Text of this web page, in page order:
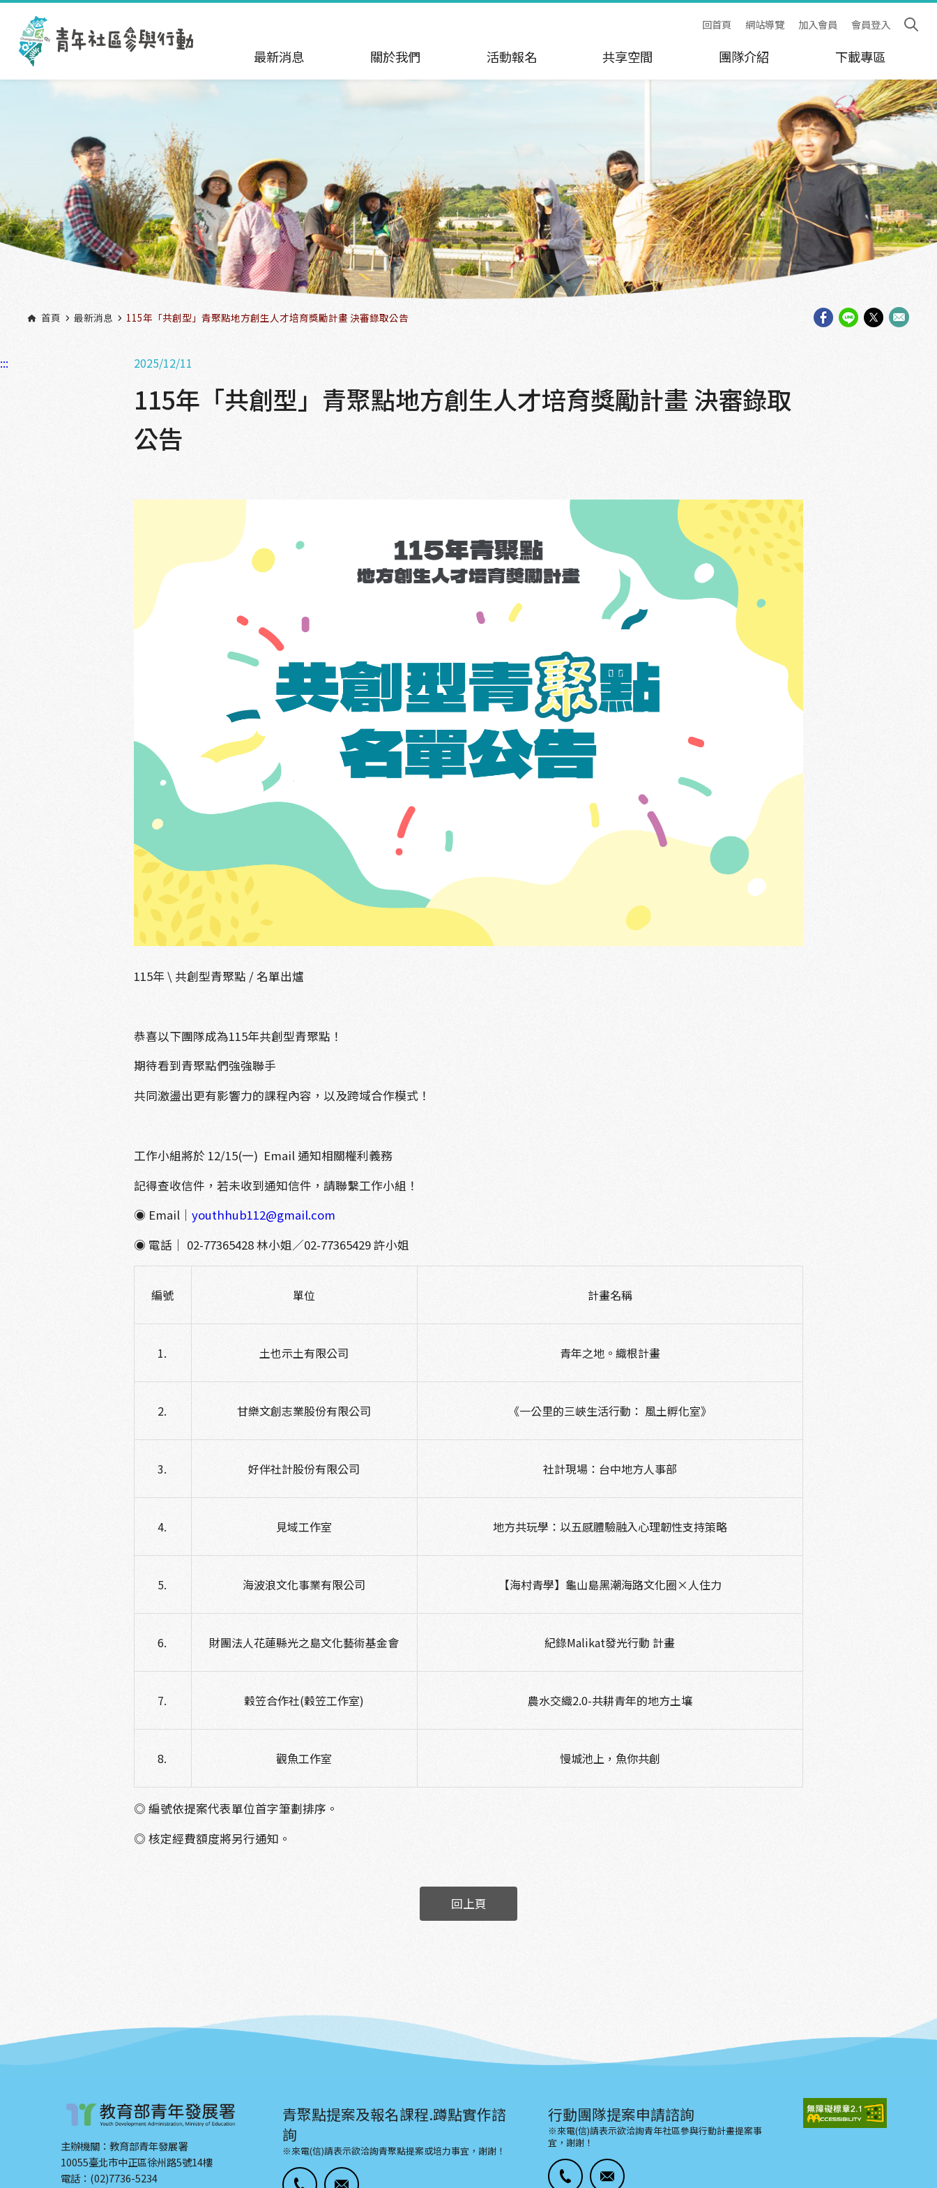
跳到主要內容區塊
回首頁 網站導覽 加入會員 會員登入
最新消息 關於我們 活動報名 共享空間 團隊介紹 下載專區
首頁 最新消息 115年「共創型」青聚點地方創生人才培育獎勵計畫 決審錄取公告
::: 2025/12/11
115年「共創型」青聚點地方創生人才培育獎勵計畫 決審錄取
公告
115年 \ 共創型青聚點 / 名單出爐
恭喜以下團隊成為115年共創型青聚點！
期待看到青聚點們強強聯手
共同激盪出更有影響力的課程內容，以及跨域合作模式！
工作小組將於 12/15(一) Email 通知相關權利義務
記得查收信件，若未收到通知信件，請聯繫工作小組！
◉ Email｜ youthhub112@gmail.com
◉ 電話｜ 02-77365428 林小姐／02-77365429 許小姐
編號 單位 計畫名稱
土也示土有限公司 青年之地。織根計畫
甘樂文創志業股份有限公司 《一公里的三峽生活行動： 風土孵化室》
好伴社計股份有限公司 社計現場：台中地方人事部
見域工作室 地方共玩學：以五感體驗融入心理韌性支持策略
海波浪文化事業有限公司 【海村青學】龜山島黑潮海路文化圈×人住力
財團法人花蓮縣光之島文化藝術基金會 紀錄Malikat發光行動 計畫
穀笠合作社(穀笠工作室) 農水交織2.0-共耕青年的地方土壤
觀魚工作室 慢城池上，魚你共創
◎ 編號依提案代表單位首字筆劃排序。
◎ 核定經費額度將另行通知。
回上頁
主辦機關：教育部青年發展署
10055臺北市中正區徐州路5號14樓
電話：(02)7736-5234
青聚點提案及報名課程.蹲點實作諮
詢
※來電(信)請表示欲洽詢青聚點提案或培力事宜，謝謝！
行動團隊提案申請諮詢
※來電(信)請表示欲洽詢青年社區參與行動計畫提案事
宜，謝謝！